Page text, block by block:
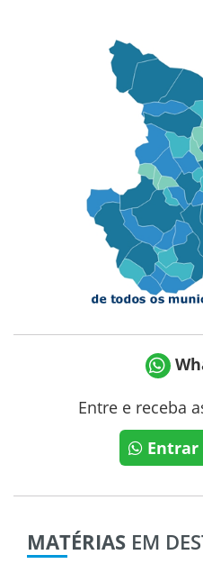
Entre e receba
Entrar
MATÉRIAS EM